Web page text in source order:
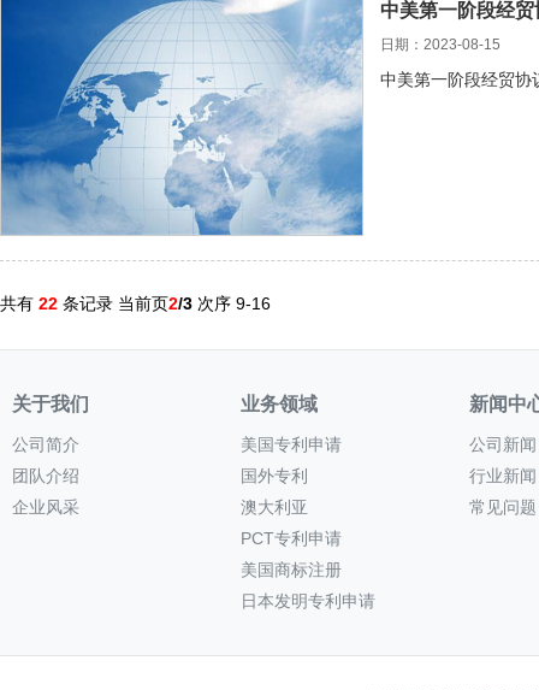
中美第一阶段经
日期：2023-08-15
中美第一阶段经贸协
共有 22 条记录 当前页2/3 次序 9-16
关于我们
公司简介
团队介绍
企业风采
业务领域
美国专利申请
国外专利
澳大利亚
PCT专利申请
美国商标注册
日本发明专利申请
新闻中
公司新闻
行业新闻
常见问题